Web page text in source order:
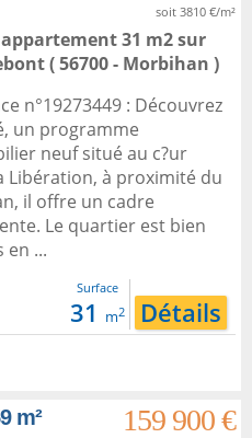
soit 3810 €/m²
31 m2sur
( 56700 - Morbihan )
n°19273449 : Découvrez
un programme
neuf situé au c?ur
Libération, à proximité du
il offre un cadre
Le quartier est bien
en ...
Surface
31 m2 Détails
m²
159 900 €